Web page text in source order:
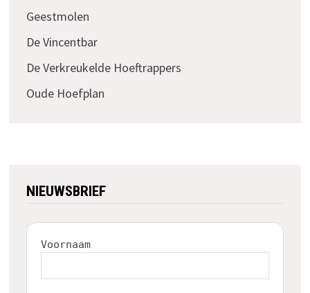
Geestmolen
De Vincentbar
De Verkreukelde Hoeftrappers
Oude Hoefplan
NIEUWSBRIEF
Voornaam